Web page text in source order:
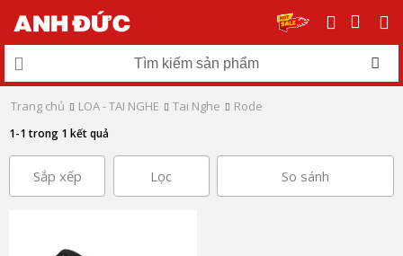
Trang chủ LOA - TAI NGHE Tai Nghe Rode
1-1 trong 1 kết quả
Sắp xếp Lọc So sánh